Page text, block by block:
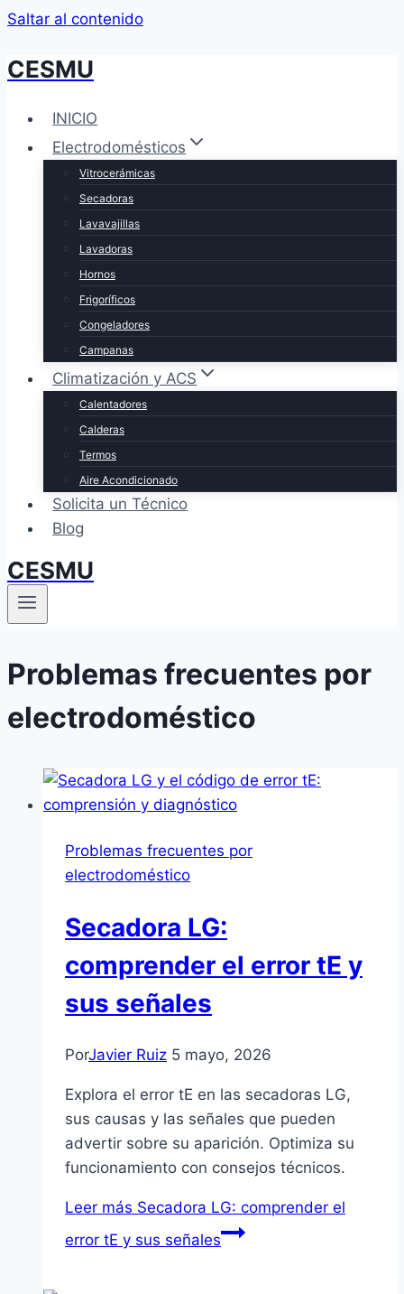
Saltar al contenido
CESMU
INICIO
Electrodomésticos
Vitrocerámicas
Secadoras
Lavavajillas
Lavadoras
Hornos
Frigoríficos
Congeladores
Campanas
Climatización y ACS
Calentadores
Calderas
Termos
Aire Acondicionado
Solicita un Técnico
Blog
CESMU
Problemas frecuentes por
electrodoméstico
Problemas frecuentes por
electrodoméstico
Secadora LG:
comprender el error tE y
sus señales
PorJavier Ruiz 5 mayo, 2026
Explora el error tE en las secadoras LG,
sus causas y las señales que pueden
advertir sobre su aparición. Optimiza su
funcionamiento con consejos técnicos.
Leer más Secadora LG: comprender el
error tE y sus señales